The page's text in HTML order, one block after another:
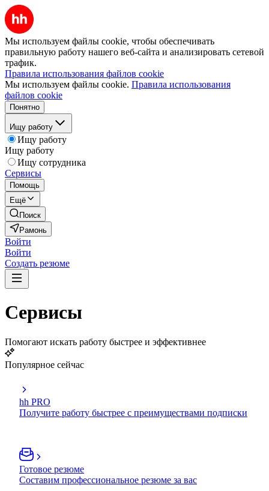
Мы используем файлы cookie, чтобы обеспечивать
правильную работу нашего веб-сайта и анализировать сетевой
трафик.
Правила использования файлов cookie
Мы используем файлы cookie. Правила использования
файлов cookie
Понятно
Ищу работу
Ищу работу
Ищу работу
Ищу сотрудника
Сервисы
Помощь
Ещё
Поиск
Рамонь
Войти
Войти
Создать резюме
Сервисы
Помогают искать работу быстрее и эффективнее
Популярное сейчас
hh PRO
Получите работу быстрее с преимуществами подписки
Готовое резюме
Составим профессиональное резюме за вас